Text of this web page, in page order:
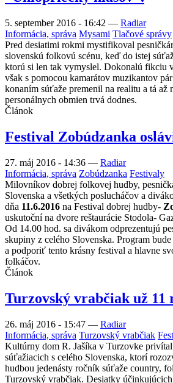
5. september 2016 - 16:42 — Radiar
Informácia, správa Mysami Tlačové správy
Pred desiatimi rokmi mystifikoval
slovenskú folkovú scénu, keď do istej
ktorú si len tak vymyslel. Dokonalú fikciu
však s pomocou kamarátov muzikantov
konaním súťaže premenil na realitu a tá až
personálnych obmien trvá dodnes.
Článok
Festival Zobúdzanka
27. máj 2016 - 14:36 — Radiar
Informácia, správa Zobúdzanka Festivaly
Milovníkov dobrej folkovej hudby,
Slovenska a všetkých poslucháčov a
dňa 11.6.2016 na Festival dobrej hudby-
uskutoční na dvore reštaurácie Stodola-
Od 14.00 hod. sa divákom odprezentujú
skupiny z celého Slovenska. Program
a podporiť tento krásny festival a hlavne
folkáčov.
Článok
Turzovský vrabčiak už 11
26. máj 2016 - 15:47 — Radiar
Informácia, správa Turzovský vrabčiak
Kultúrny dom R. Jašíka v Turzovke
súťažiacich s celého Slovenska, ktorí
hudbou jedenásty ročník súťaže country,
Turzovský vrabčiak. Desiatky